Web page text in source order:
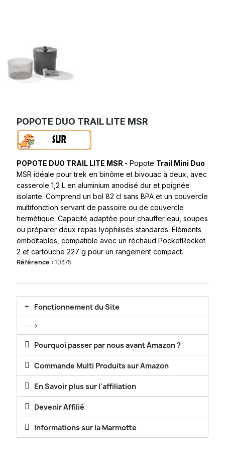
POPOTE DUO TRAIL LITE MSR
POPOTE DUO TRAIL LITE MSR - Popote Trail Mini Duo
MSR idéale pour trek en binôme et bivouac à deux, avec
casserole 1,2 L en aluminium anodisé dur et poignée
isolante. Comprend un bol 82 cl sans BPA et un couvercle
multifonction servant de passoire ou de couvercle
hermétique. Capacité adaptée pour chauffer eau, soupes
ou préparer deux repas lyophilisés standards. Éléments
emboîtables, compatible avec un réchaud PocketRocket
2 et cartouche 227 g pour un rangement compact.
Référence : 10375
Fonctionnement du Site
--->
Pourquoi passer par nous avant Amazon ?
Commande Multi Produits sur Amazon
En Savoir plus sur l'affiliation
Devenir Affilié
Informations sur la Marmotte